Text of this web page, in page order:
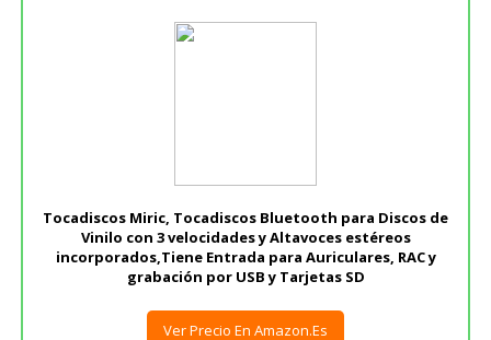
Tocadiscos Miric, Tocadiscos Bluetooth para Discos de
Vinilo con 3 velocidades y Altavoces estéreos
incorporados,Tiene Entrada para Auriculares, RAC y
grabación por USB y Tarjetas SD
Ver Precio En Amazon.es